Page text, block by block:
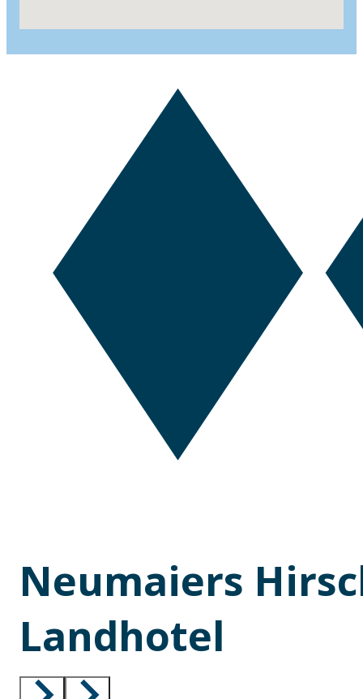
Neumaiers
Landhotel